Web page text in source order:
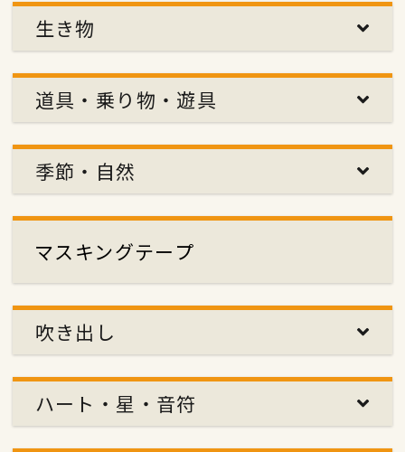
生き物
道具・乗り物・遊具
季節・自然
マスキングテープ
吹き出し
ハート・星・音符